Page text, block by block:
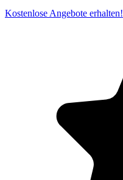
Kostenlose Angebote erhalten!